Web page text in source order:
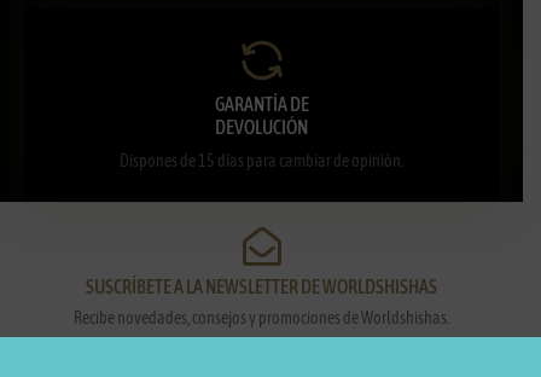
GARANTÍA DE
DEVOLUCIÓN
Dispones de 15 días para cambiar de opinión.
SUSCRÍBETE A LA NEWSLETTER DE WORLDSHISHAS
Recibe novedades, consejos y promociones de Worldshishas.